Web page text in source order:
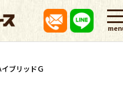
ブリッドＧ